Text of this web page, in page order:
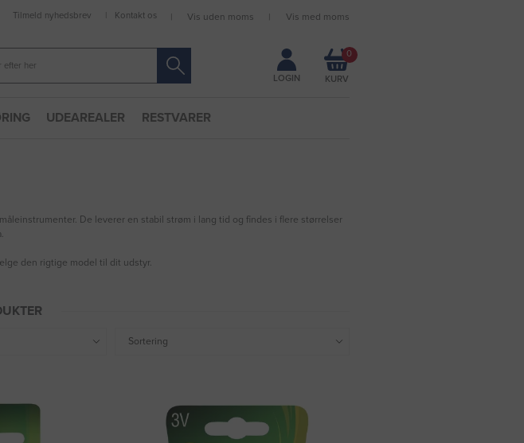
Forbliv logget ind
Tilmeld nyhedsbrev Kontakt os Vis uden moms Vis med moms
LOGIN
0
UDEAREALER RESTVARER
De leverer en stabil strøm i lang tid og findes i flere størrelser
den rigtige model til dit udstyr.
Sortering